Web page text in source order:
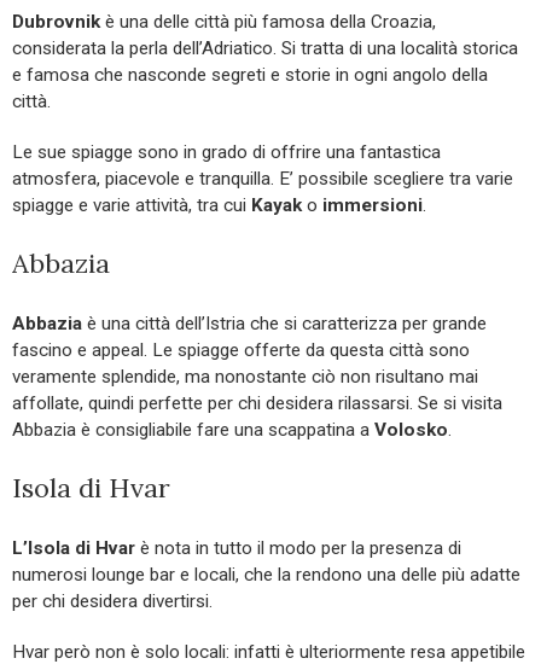
Dubrovnikè una delle città più famosa della Croazia,
considerata la perla dell’Adriatico. Si tratta di una località storica
e famosa che nasconde segreti e storie in ogni angolo della
città.
Le sue spiagge sono in grado di offrire una fantastica
atmosfera, piacevole e tranquilla. E’ possibile scegliere tra varie
spiagge e varie attività, tra cui Kayako immersioni.
Abbazia
Abbazia è una città dell’Istria che si caratterizza per grande
fascino e appeal. Le spiagge offerte da questa città sono
veramente splendide, ma nonostante ciò non risultano mai
affollate, quindi perfette per chi desidera rilassarsi. Se si visita
Abbazia è consigliabile fare una scappatina a Volosko.
Isola di Hvar
L’Isola di Hvar è nota in tutto il modo per la presenza di
numerosi lounge bar e locali, che la rendono una delle più adatte
per chi desidera divertirsi.
Hvar però non è solo locali: infatti è ulteriormente resa appetibile